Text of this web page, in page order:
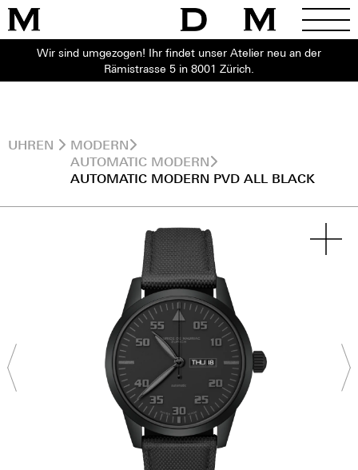
Wir sind umgezogen! Ihr findet unser Atelier neu an der
Rämistrasse 5 in 8001 Zürich.
UHREN
MODERN
AUTOMATIC MODERN
AUTOMATIC MODERN PVD ALL BLACK